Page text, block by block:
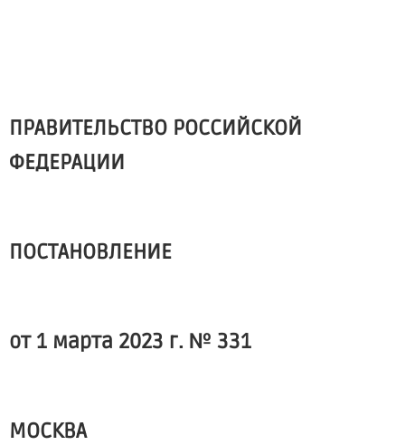
ПРАВИТЕЛЬСТВО РОССИЙСКОЙ
ФЕДЕРАЦИИ
ПОСТАНОВЛЕНИЕ
от 1 марта 2023 г. № 331
МОСКВА